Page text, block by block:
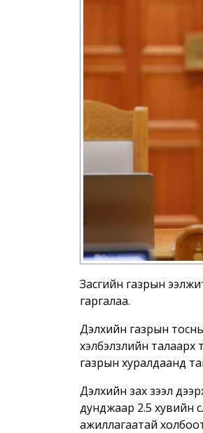
Засгийн газрын
гаргалаа.
Дэлхийн газрын
хэлбэлзлийн талаарх
газрын хуралдаанд
Дэлхийн зах зээл
дунджаар 2.5 хувийн
ажиллагаатай